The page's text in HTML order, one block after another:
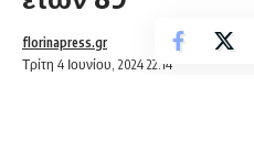
Τρίτη 4 Ιουνίου, 2024 22:14
florinapress.gr